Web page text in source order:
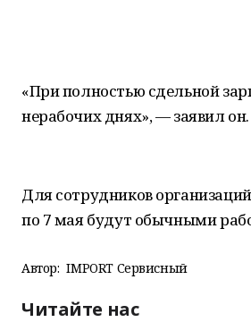
«При полностью сдельной
нерабочих днях», — заявил он.
Для сотрудников
по 7 мая будут обычными
Автор: IMPORT Сервисный
Читайте нас